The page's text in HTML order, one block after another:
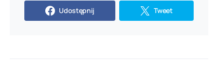
Udostępnij Tweet